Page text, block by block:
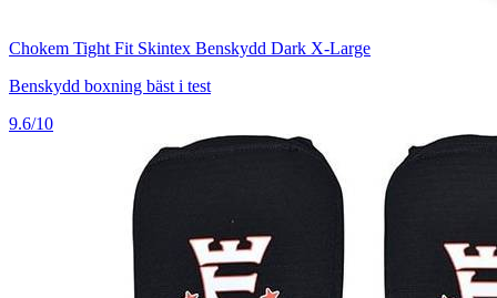
Chokem Tight Fit Skintex Benskydd Dark X-Large
Benskydd boxning bäst i test
9.6/10